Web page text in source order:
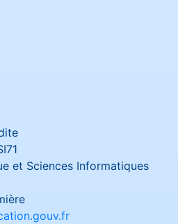
et Sciences Informatiques